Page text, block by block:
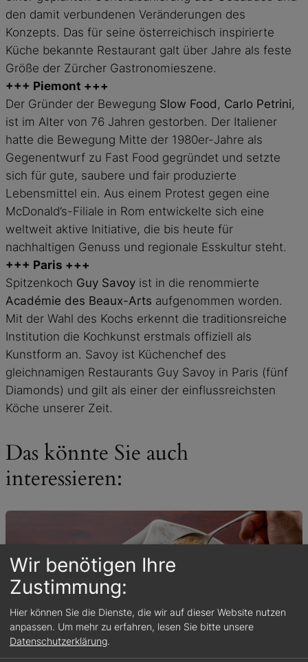
den damit verbundenen Veränderungen des
Konzepts. Das für seine österreichisch inspirierte
Küche bekannte Restaurant galt über Jahre als feste
Größe der Zürcher Gastronomieszene.
+++ Piemont +++
Der Gründer der Bewegung Slow Food , Carlo Petrini,
ist im Alter von 76 Jahren gestorben. Der Italiener
hatte die Bewegung Mitte der 1980er-Jahre als
Gegenentwurf zu Fast Food gegründet und setzte
sich für gute, saubere und fair produzierte
Lebensmittel ein. Aus einem Protest gegen eine
McDonald’s-Filiale in Rom entwickelte sich eine
weltweit aktive Initiative, die bis heute für
nachhaltigen Genuss und regionale Esskultur steht.
+++ Paris +++
Spitzenkoch Guy Savoy ist in die renommierte
Académie des Beaux-Arts aufgenommen worden.
Mit der Wahl des Kochs erkennt die traditionsreiche
Institution die Kochkunst erstmals offiziell als
Kunstform an. Savoy ist Küchenchef des
gleichnamigen Restaurants Guy Savoy in Paris (fünf
Diamonds) und gilt als einer der einflussreichsten
Köche unserer Zeit.
Das könnte Sie auch
interessieren:
Wir benötigen Ihre
Zustimmung:
Hier können Sie die Dienste, die wir auf dieser Website nutzen
anpassen. Um mehr zu erfahren, lesen Sie bitte unsere
Datenschutzerklärung.